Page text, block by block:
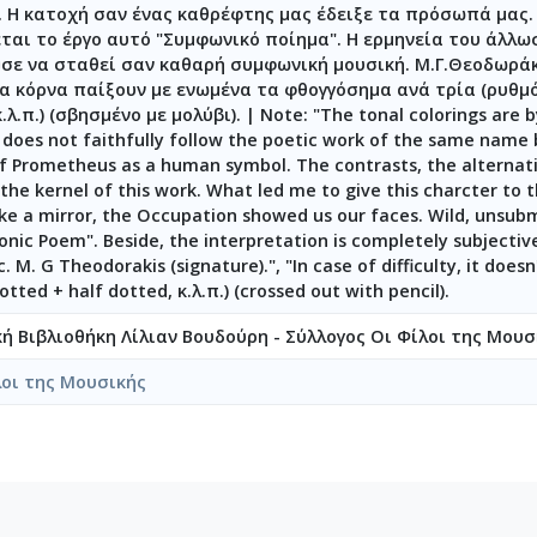
058-3 Φούγκες για 4 φωνές [1948-01-24-1948-02-18]
059-Συμφωνία σε τρία μέρη [1947-11-24-1948-02-21]
060-Άνοιξη για ορχήστρα εγχόρδων [1948-03-09]
061-Fuga [1948-05-19-1948-05-31]
062-Fuga [1948-06-05-1948-06-17]
063-Έρως και θάνατος [1946-04-08-1948-06-26]
064-Ασκήσεις φούγκας [1947-6-22-1948-7-15]
065-Fuga [1948-08-20]
066-Εισαγωγή για ορχήστρα [1948-06-24-1948-08-20]
067-Σχέδια [1946-07-07-1948-12-12]
069-Εσπερινός [1948]
070-Πρελούδιο-Πενιά-Χορός (Για ορχήστρα εγχόρδων) [1948-
071-Etude pour 2 violons et vcello [1949-01-13-1949-01-19]
075-Fuga [1949-10-30]
Η κατοχή σαν ένας καθρέφτης μας έδειξε τα πρόσωπά
το έργο αυτό "Συμφωνικό ποίημα". Η ερμηνεία του
να σταθεί σαν καθαρή συμφωνική μουσική.
κόρνα παίξουν με ενωμένα τα φθογγόσημα ανά τρία
(σβησμένο με μολύβι). | Note: "The tonal colorings are
does not faithfully follow the poetic work of the same name
as a human symbol. The contrasts, the
kernel of this work. What led me to give this charcter to
a mirror, the Occupation showed us our faces. Wild,
Poem". Beside, the interpretation is completely
M. G Theodorakis (signature).", "In case of difficulty, it
+ half dotted, κ.λ.π.) (crossed out with pencil).
Βιβλιοθήκη Λίλιαν Βουδούρη - Σύλλογος Οι Φίλοι της
της Μουσικής